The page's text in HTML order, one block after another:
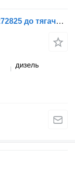
Кріплення IVECO Stralis (01.02-) 41272825 до тягача IVECO Stralis, Trakker (2002-)
дизель